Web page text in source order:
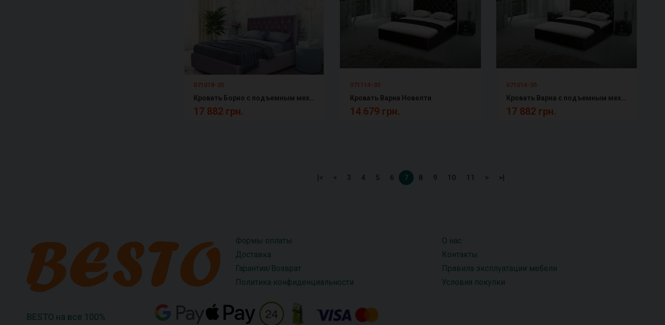
071018-35
17 882 грн.
071114-35
Кровать Варна Новелти
14 679 грн.
071014-35
17 882 грн.
|< < 3 4 5 6 7 8 9 10 11 > >|
BESTO на все 100%
Формы оплаты
Доставка
Гарантия/Возврат
Политика конфиденциальности
О нас
Контакты
Правила эксплуатации мебели
Условия покупки